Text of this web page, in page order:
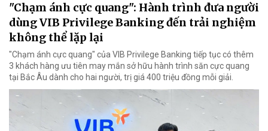
"Chạm ánh cực quang": Hành trình đưa người
dùng VIB Privilege Banking đến trải nghiệm
không thể lặp lại
"Chạm ánh cực quang" của VIB Privilege Banking tiếp tục có thêm
3 khách hàng ưu tiên may mắn sở hữu hành trình săn cực quang
tại Bắc Âu dành cho hai người, trị giá 400 triệu đồng mỗi giải.